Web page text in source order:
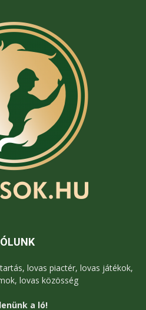
lovas piactér, lovas játékok,
lovas közösség
a ló!